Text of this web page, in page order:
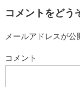
コメントをどう
メールアドレスが公
コメント